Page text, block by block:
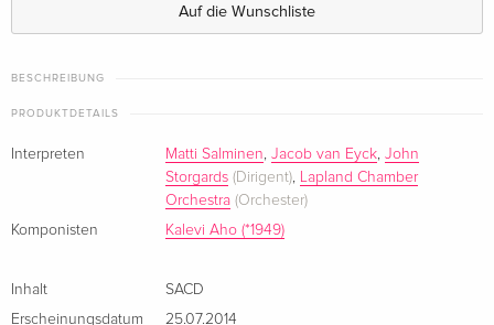
Auf die Wunschliste
BESCHREIBUNG
PRODUKTDETAILS
Interpreten Matti Salminen, Jacob van Eyck, John
Storgards (Dirigent), Lapland Chamber
Orchestra (Orchester)
Komponisten
Kalevi Aho (*1949)
Inhalt
SACD
Erscheinungsdatum
25.07.2014